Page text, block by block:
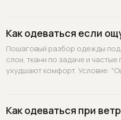
Как одеваться если
Пошаговый разбор одежды
слои, ткани по задаче и
ухудшают комфорт. Условие:
Как одеваться при